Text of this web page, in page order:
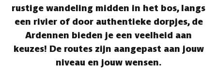
rustige wandeling midden in het bos, langs
een rivier of door authentieke dorpjes, de
Ardennen bieden je een veelheid aan
keuzes! De routes zijn aangepast aan jouw
niveau en jouw wensen.